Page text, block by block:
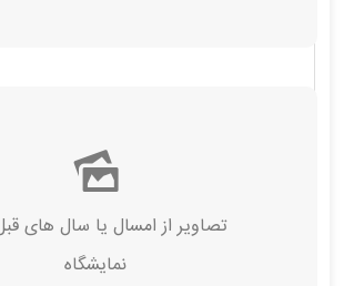
تصاویر از امسال‌ یا سال های
نمایشگاه